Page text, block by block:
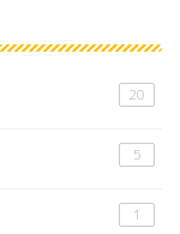
20
5
1